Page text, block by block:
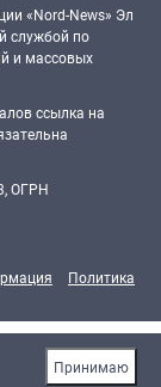
«Nord-News» Эл
службой по
и массовых
ссылка на
ОГРН
Политика
Принимаю